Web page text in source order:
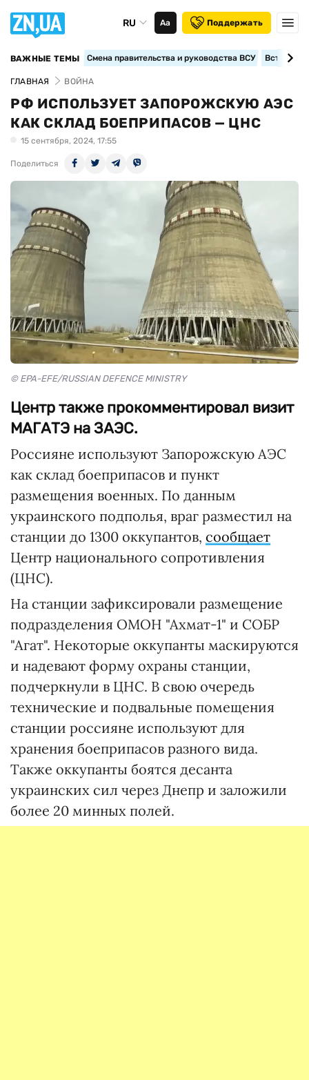
RU Аа Поддержать
ВАЖНЫЕ ТЕМЫ Смена правительства и руководства ВСУ
ГЛАВНАЯ ВОЙНА
РФ ИСПОЛЬЗУЕТ ЗАПОРОЖСКУЮ АЭС
КАК СКЛАД БОЕПРИПАСОВ — ЦНС
15 сентября, 2024, 17:55
Поделиться
© EPA-EFE/RUSSIAN DEFENCE MINISTRY
Центр также прокомментировал визит
МАГАТЭ на ЗАЭС.
Россияне используют Запорожскую АЭС
как склад боеприпасов и пункт
размещения военных. По данным
украинского подполья, враг разместил на
станции до 1300 оккупантов, сообщает
Центр национального сопротивления
(ЦНС).
На станции зафиксировали размещение
подразделения ОМОН "Ахмат-1" и СОБР
"Агат". Некоторые оккупанты маскируются
и надевают форму охраны станции,
подчеркнули в ЦНС. В свою очередь
технические и подвальные помещения
станции россияне используют для
хранения боеприпасов разного вида.
Также оккупанты боятся десанта
украинских сил через Днепр и заложили
более 20 минных полей.